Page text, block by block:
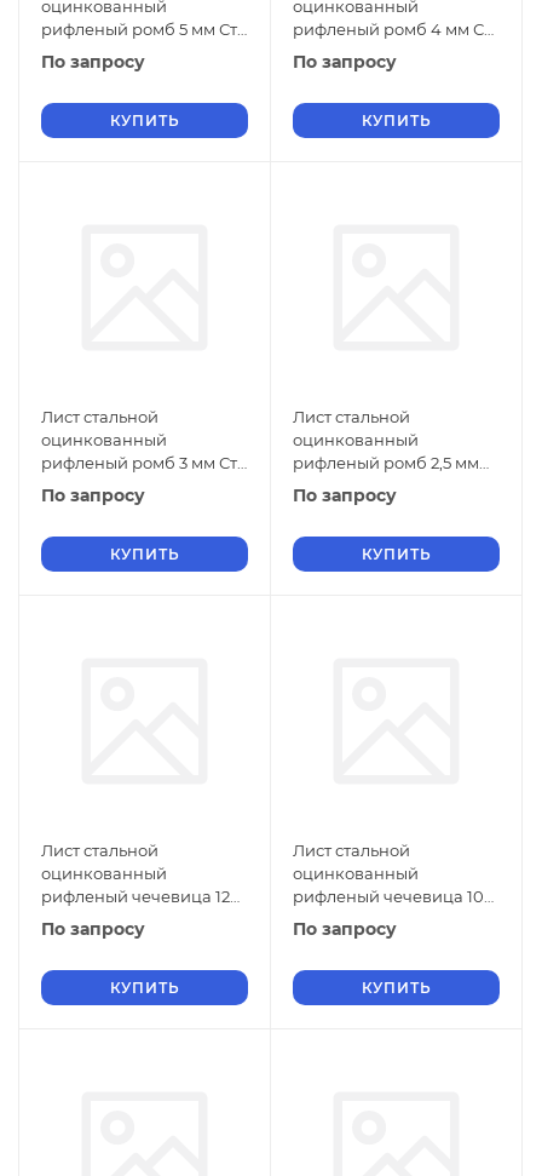
оцинкованный
рифленый ромб 5 мм Ст2
ГОСТ 8568-77 г/к
По запросу
КУПИТЬ
оцинкованный
рифленый ромб 4 мм Ст2
ГОСТ 8568-77 г/к
По запросу
КУПИТЬ
Лист стальной
оцинкованный
рифленый ромб 3 мм Ст2
ГОСТ 8568-77 г/к
По запросу
КУПИТЬ
Лист стальной
оцинкованный
рифленый ромб 2,5 мм
Ст2 ГОСТ 8568-77 г/к
По запросу
КУПИТЬ
Лист стальной
оцинкованный
рифленый чечевица 12
мм Ст1 ГОСТ 8568-77 г/к
По запросу
КУПИТЬ
Лист стальной
оцинкованный
рифленый чечевица 10
мм Ст1 ГОСТ 8568-77 г/к
По запросу
КУПИТЬ